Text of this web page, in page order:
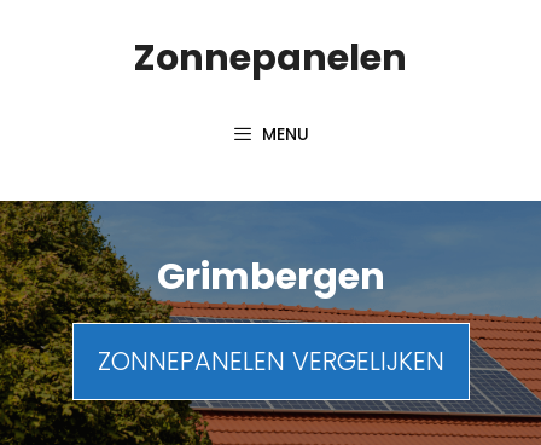
Zonnepanelen
MENU
Grimbergen
ZONNEPANELEN VERGELIJKEN